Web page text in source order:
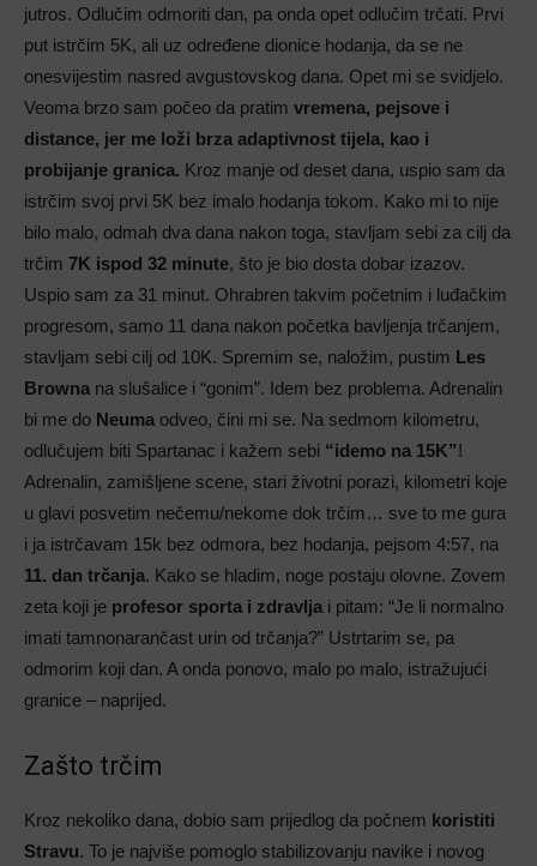
jutros. Odlučim odmoriti dan, pa onda opet odlučim trčati. Prvi
put istrčim 5K, ali uz određene dionice hodanja, da se ne
onesvijestim nasred avgustovskog dana. Opet mi se svidjelo.
Veoma brzo sam počeo da pratim vremena, pejsove i
distance, jer me loži brza adaptivnost tijela, kao i
probijanje granica. Kroz manje od deset dana, uspio sam da
istrčim svoj prvi 5K bez imalo hodanja tokom. Kako mi to nije
bilo malo, odmah dva dana nakon toga, stavljam sebi za cilj da
trčim 7K ispod 32 minute, što je bio dosta dobar izazov.
Uspio sam za 31 minut. Ohrabren takvim početnim i luđačkim
progresom, samo 11 dana nakon početka bavljenja trčanjem,
stavljam sebi cilj od 10K. Spremim se, naložim, pustim Les
Brownana slušalice i “gonim”. Idem bez problema. Adrenalin
bi me do Neumaodveo, čini mi se. Na sedmom kilometru,
odlučujem biti Spartanac i kažem sebi “idemo na 15K”!
Adrenalin, zamišljene scene, stari životni porazi, kilometri koje
u glavi posvetim nečemu/nekome dok trčim… sve to me gura
i ja istrčavam 15k bez odmora, bez hodanja, pejsom 4:57, na
11. dan trčanja. Kako se hladim, noge postaju olovne. Zovem
zeta koji je profesor sporta i zdravljai pitam: “Je li normalno
imati tamnonarančast urin od trčanja?” Ustrtarim se, pa
odmorim koji dan. A onda ponovo, malo po malo, istražujući
granice – naprijed.
Zašto trčim
Kroz nekoliko dana, dobio sam prijedlog da počnem koristiti
Stravu. To je najviše pomoglo stabilizovanju navike i novog